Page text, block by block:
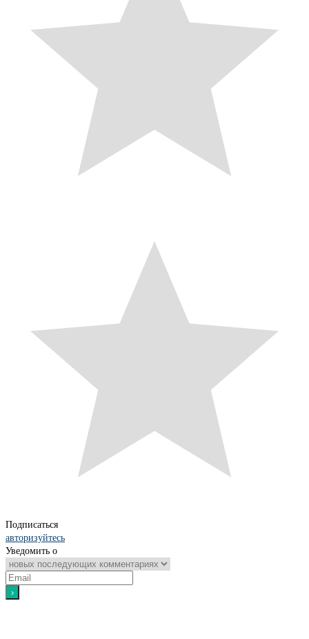
Подписаться
авторизуйтесь
Уведомить о